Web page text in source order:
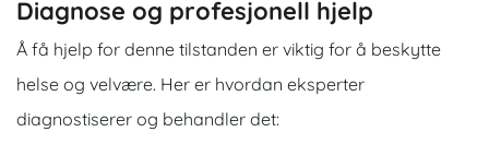
Diagnose og profesjonell hjelp
Å få hjelp for denne tilstanden er viktig for å beskytte
helse og velvære. Her er hvordan eksperter
diagnostiserer og behandler det: